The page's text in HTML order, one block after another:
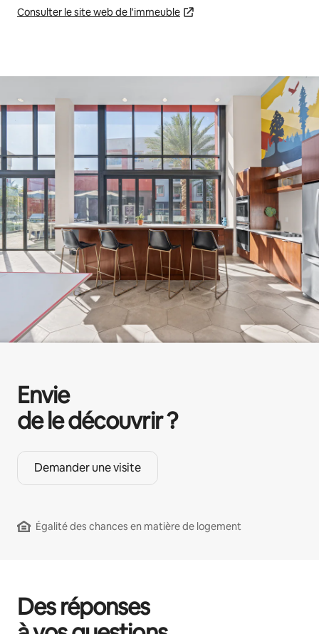
Consulter le site web de l'immeuble
Envie
de le découvrir ?
Demander une visite
Égalité des chances en matière de logement
Des réponses